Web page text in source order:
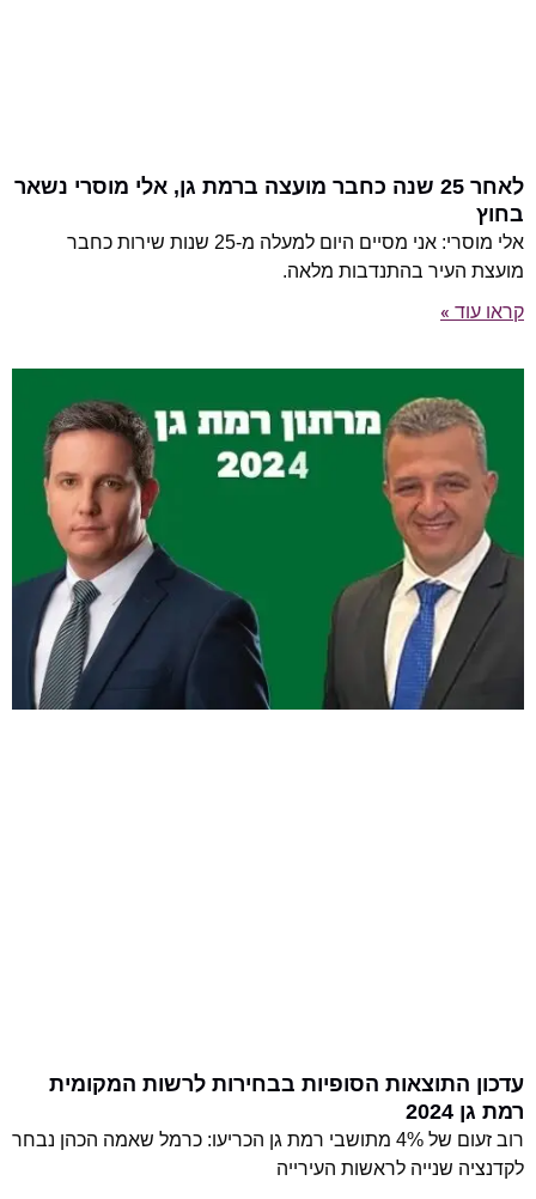
לאחר 25 שנה כחבר מועצה ברמת גן, אלי מוסרי נשאר
בחוץ
אלי מוסרי: אני מסיים היום למעלה מ-25 שנות שירות כחבר
מועצת העיר בהתנדבות מלאה.
קראו עוד »
עדכון התוצאות הסופיות בבחירות לרשות המקומית
רמת גן 2024
רוב זעום של 4% מתושבי רמת גן הכריעו: כרמל שאמה הכהן נבחר
לקדנציה שנייה לראשות העירייה